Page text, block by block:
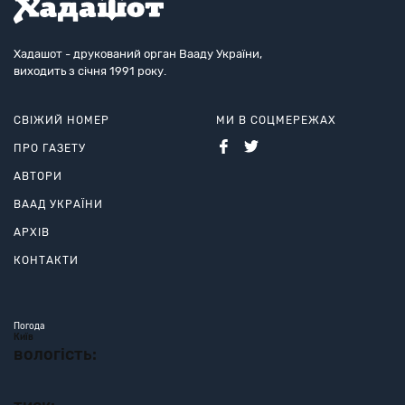
Хадашот - друкований орган Вааду України,
виходить з січня 1991 року.
СВІЖИЙ НОМЕР
ПРО ГАЗЕТУ
АВТОРИ
ВААД УКРАЇНИ
АРХІВ
КОНТАКТИ
МИ В СОЦМЕРЕЖАХ
Погода
Київ
вологість: